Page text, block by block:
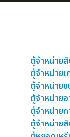
ตู้จำหน่าย
ตู้จำหน่าย
ตู้จำหน่าย
ตู้จำหน่าย
ตู้จำหน่าย
ตู้จำหน่าย